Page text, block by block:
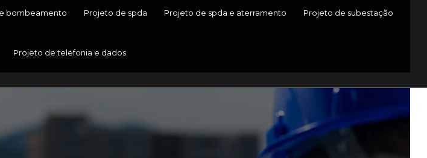
bombeamento Projeto de spda Projeto de spda e aterramento Projeto de subestação
Projeto de telefonia e dados